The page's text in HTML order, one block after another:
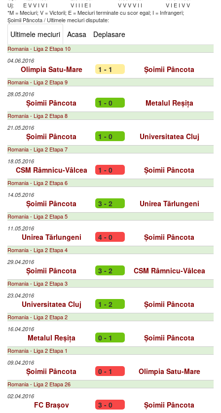
Uj:
EVV I V I V I I I E I VVVV I I V I E I VV
*M = Meciuri; V = Victorii; E = Meciuri terminate cu scor egal; I = Infrangeri;
Șoimii Pâncota/ Ultimele meciuri disputate:
Ultimele meciuri Acasa Deplasare
Romania - Liga 2 Etapa 10
04.06.2016
Olimpia Satu-Mare 1 - 1 Șoimii Pâncota
Romania - Liga 2 Etapa 9
28.05.2016
Șoimii Pâncota 1 - 0 Metalul Reșița
Romania - Liga 2 Etapa 8
21.05.2016
Șoimii Pâncota 1 - 0 Universitatea Cluj
Romania - Liga 2 Etapa 7
18.05.2016
CSM Râmnicu-Vâlcea 1 - 0 Șoimii Pâncota
Romania - Liga 2 Etapa 6
14.05.2016
Șoimii Pâncota 3 - 2 Unirea Tărlungeni
Romania - Liga 2 Etapa 5
11.05.2016
Unirea Tărlungeni 4 - 0 Șoimii Pâncota
Romania - Liga 2 Etapa 4
29.04.2016
Șoimii Pâncota 3 - 2 CSM Râmnicu-Vâlcea
Romania - Liga 2 Etapa 3
23.04.2016
Universitatea Cluj 1 - 2 Șoimii Pâncota
Romania - Liga 2 Etapa 2
16.04.2016
Metalul Reșița 0 - 1 Șoimii Pâncota
Romania - Liga 2 Etapa 1
09.04.2016
Șoimii Pâncota 0 - 1 Olimpia Satu-Mare
Romania - Liga 2 Etapa 26
02.04.2016
FC Brașov 3 - 0 Șoimii Pâncota